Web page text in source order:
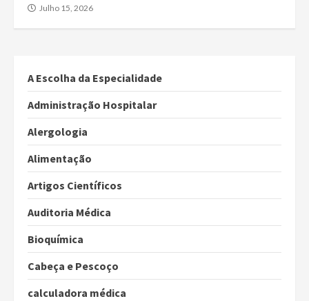
Julho 15, 2026
A Escolha da Especialidade
Administração Hospitalar
Alergologia
Alimentação
Artigos Científicos
Auditoria Médica
Bioquímica
Cabeça e Pescoço
calculadora médica